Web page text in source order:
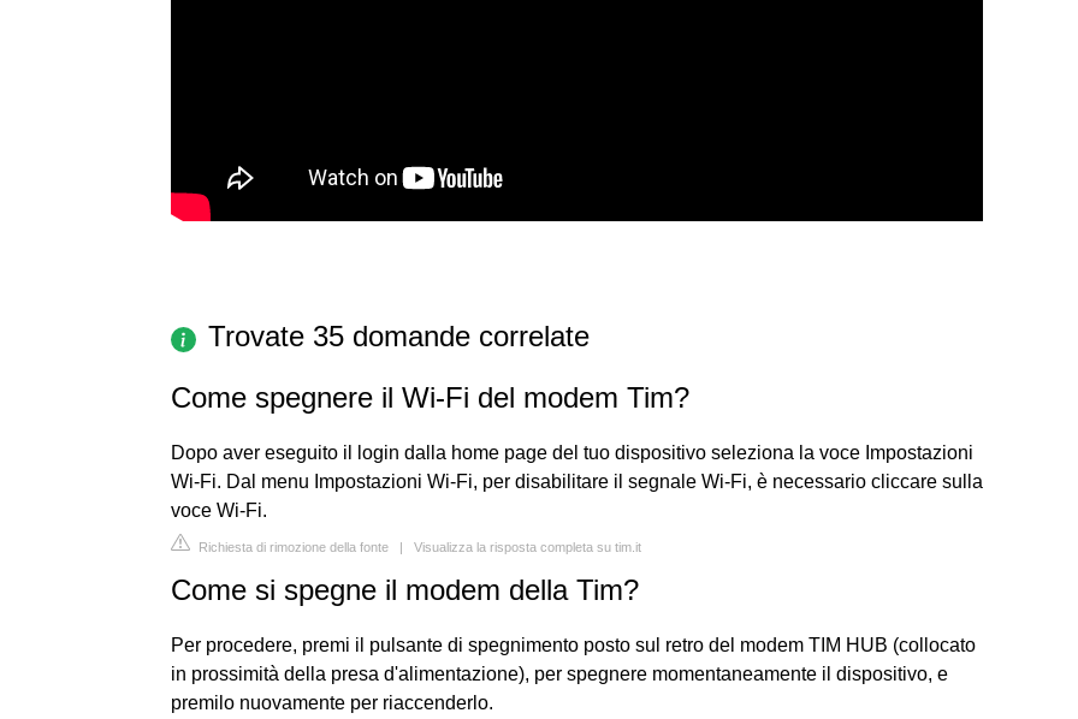
Trovate 35 domande correlate
Come spegnere il Wi-Fi del modem Tim?
Dopo aver eseguito il login dalla home page del tuo dispositivo seleziona la voce Impostazioni
Wi-Fi. Dal menu Impostazioni Wi-Fi, per disabilitare il segnale Wi-Fi, è necessario cliccare sulla
voce Wi-Fi.
Richiesta di rimozione della fonte | Visualizza la risposta completa su tim.it
Come si spegne il modem della Tim?
Per procedere, premi il pulsante di spegnimento posto sul retro del modem TIM HUB (collocato
in prossimità della presa d'alimentazione), per spegnere momentaneamente il dispositivo, e
premilo nuovamente per riaccenderlo.